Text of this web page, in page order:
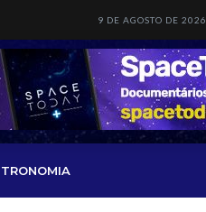
9 DE AGOSTO DE 2026